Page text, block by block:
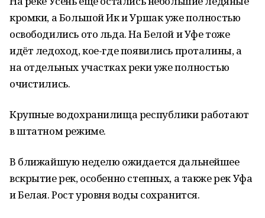
кромки, а Большой Ик и Уршак уже полностью
освободились ото льда. На Белой и Уфе тоже
идёт ледоход, кое-где появились проталины, а
на отдельных участках реки уже полностью
очистились.
Крупные водохранилища республики работают
в штатном режиме.
В ближайшую неделю ожидается дальнейшее
вскрытие рек, особенно степных, а также рек Уфа
и Белая. Рост уровня воды сохранится.